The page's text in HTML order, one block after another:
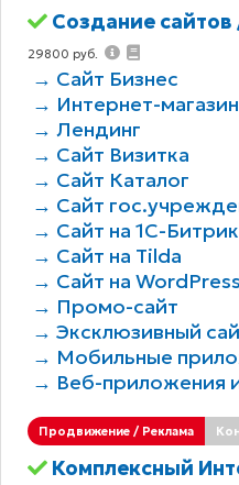
Создание
29800 руб.
→ Сайт Бизнес
→ Интернет-магазин
→ Лендинг
→ Сайт Визитка
→ Сайт Каталог
→ Сайт
→ Сайт на 1С-
→ Сайт на Tilda
→ Сайт на WordPress
→ Промо-сайт
→ Эксклюзивный
→ Мобильные
→ Веб-приложения
Продвижение / Реклама
Комплексный